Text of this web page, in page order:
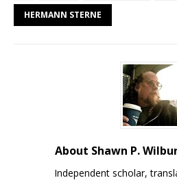
HERMANN STERNE
About Shawn P.
Independent scholar,